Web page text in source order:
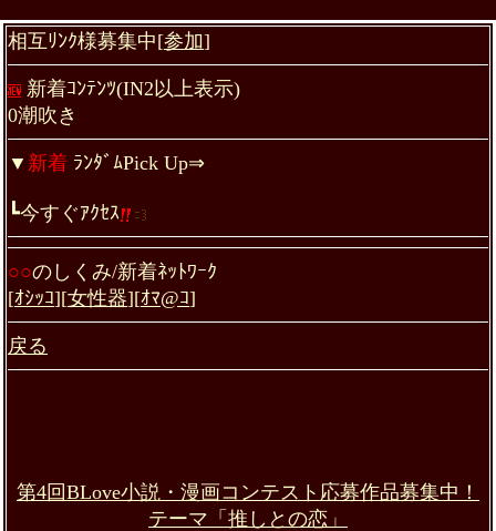
相互ﾘﾝｸ様募集中[参加]
新着ｺﾝﾃﾝﾂ(IN2以上表示)
0潮吹き
▼ 新着 ﾗﾝﾀﾞﾑPick Up⇒
┗今すぐｱｸｾｽ
○○のしくみ/新着ﾈｯﾄﾜｰｸ
[ｵｼｯｺ][女性器][ｵﾏ@ｺ]
戻る
第4回BLove小説・漫画コンテスト応募作品募集中！
テーマ「推しとの恋」